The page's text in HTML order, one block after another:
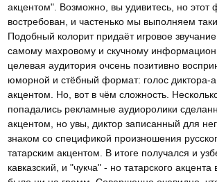
акцентом". Возможно, вы удивитесь, но этот
востребован, и частенько мы выполняем
Подобный колорит придаёт игровое
самому махровому и скучному
целевая аудитория очсень позитивно
юморной и стёбный формат: голос диктора-
акцентом. Но, вот в чём сложность.
попадались рекламные аудиоролики
акцентом, но увы, диктор записанный для
знаком со спецификой произношения
татарским акцентом. В итоге получался и
кавказский, и "чукча" - но татарского